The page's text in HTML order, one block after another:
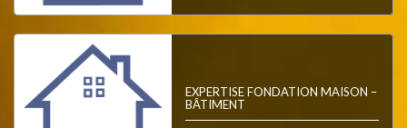
EXPERTISE FONDATION MAISON –
BÂTIMENT